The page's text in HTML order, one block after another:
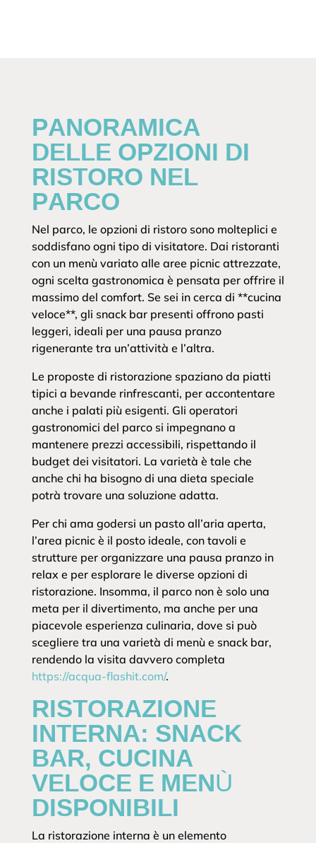
PANORAMICA
DELLE OPZIONI DI
RISTORO NEL
PARCO
Nel parco, le opzioni di ristoro sono molteplici e
soddisfano ogni tipo di visitatore. Dai ristoranti
con un menù variato alle aree picnic attrezzate,
ogni scelta gastronomica è pensata per offrire il
massimo del comfort. Se sei in cerca di **cucina
veloce**, gli snack bar presenti offrono pasti
leggeri, ideali per una pausa pranzo
rigenerante tra un’attività e l’altra.
Le proposte di ristorazione spaziano da piatti
tipici a bevande rinfrescanti, per accontentare
anche i palati più esigenti. Gli operatori
gastronomici del parco si impegnano a
mantenere prezzi accessibili, rispettando il
budget dei visitatori. La varietà è tale che
anche chi ha bisogno di una dieta speciale
potrà trovare una soluzione adatta.
Per chi ama godersi un pasto all’aria aperta,
l’area picnic è il posto ideale, con tavoli e
strutture per organizzare una pausa pranzo in
relax e per esplorare le diverse opzioni di
ristorazione. Insomma, il parco non è solo una
meta per il divertimento, ma anche per una
piacevole esperienza culinaria, dove si può
scegliere tra una varietà di menù e snack bar,
rendendo la visita davvero completa
https://acqua-flashit.com/.
RISTORAZIONE
INTERNA: SNACK
BAR, CUCINA
VELOCE E MENÙ
DISPONIBILI
La ristorazione interna è un elemento